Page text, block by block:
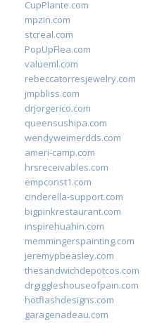
CupPlante.com
mpzin.com
stcreal.com
PopUpFlea.com
valueml.com
rebeccatorresjewelry.com
jmpbliss.com
drjorgerico.com
queensushipa.com
wendyweimerdds.com
ameri-camp.com
hrsreceivables.com
empconst1.com
cinderella-support.com
bigpinkrestaurant.com
inspirehuahin.com
memmingerspainting.com
jeremypbeasley.com
thesandwichdepotcos.com
drgiggleshouseofpain.com
hotflashdesigns.com
garagenadeau.com